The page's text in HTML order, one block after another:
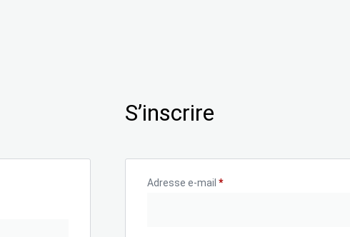
S’inscrire
Adresse e-mail*